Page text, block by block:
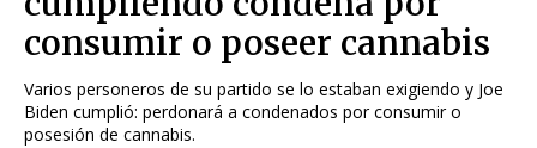
consumir o poseer cannabis
Varios personeros de su partido se lo estaban exigiendo y Joe
Biden cumplió: perdonará a condenados por consumir o
posesión de cannabis.